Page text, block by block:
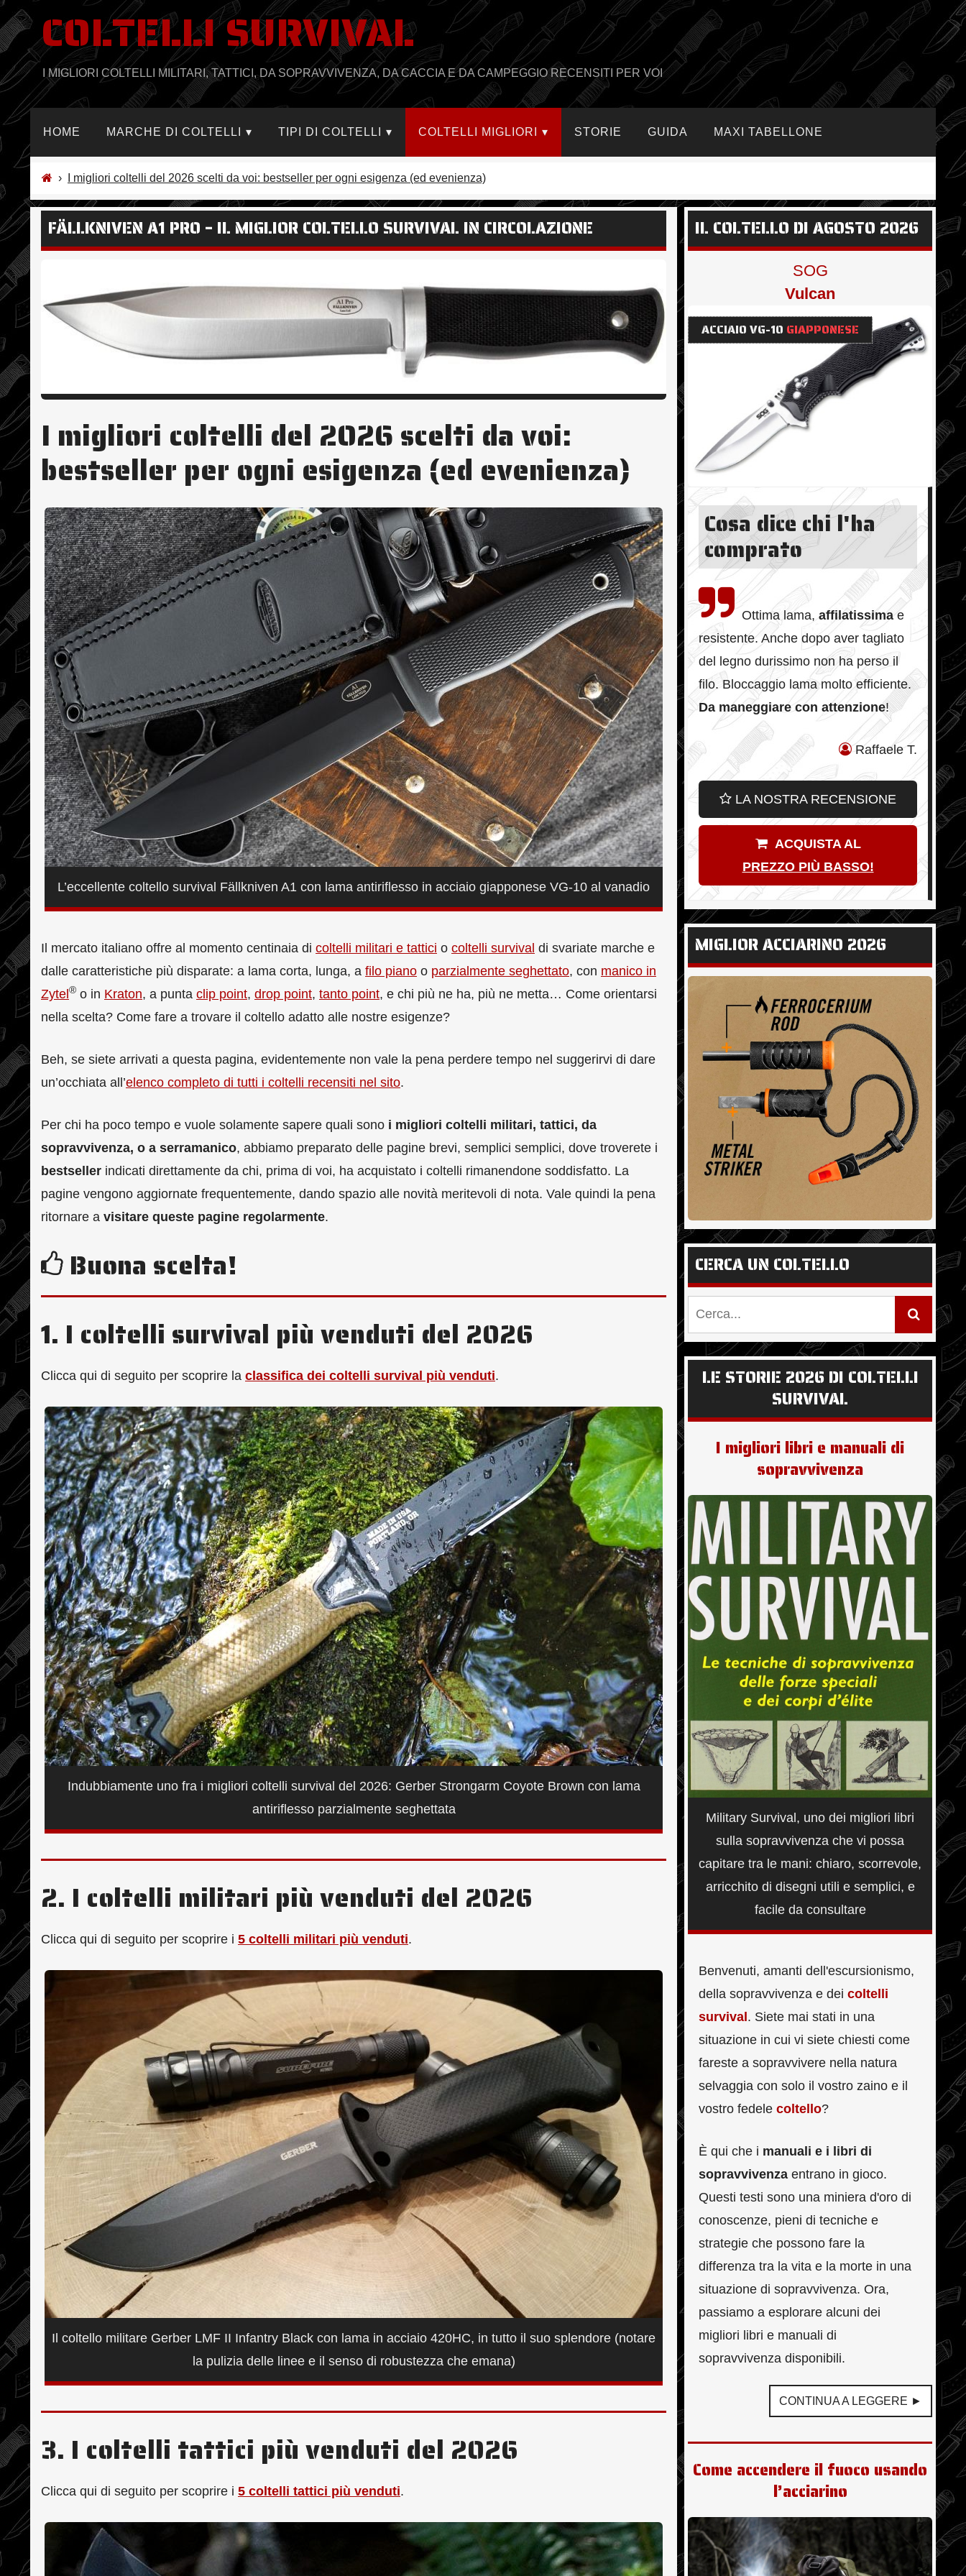
contenuto
COLTELLI SURVIVAL
I MIGLIORI COLTELLI MILITARI, TATTICI, DA SOPRAVVIVENZA, DA CACCIA E DA CAMPEGGIO RECENSITI PER VOI
HOME MARCHE DI COLTELLI TIPI DI COLTELLI COLTELLI MIGLIORI STORIE GUIDA MAXI TABELLONE
› I migliori coltelli del 2026 scelti da voi: bestseller per ogni esigenza (ed evenienza)
FÄLLKNIVEN A1 PRO – IL MIGLIOR COLTELLO SURVIVAL IN CIRCOLAZIONE
I migliori coltelli del 2026 scelti da voi:
bestseller per ogni esigenza (ed evenienza)
L’eccellente coltello survival Fällkniven A1 con lama antiriflesso in acciaio giapponese VG-10 al vanadio
Il mercato italiano offre al momento centinaia di coltelli militari e tattici o coltelli survival di svariate marche e
dalle caratteristiche più disparate: a lama corta, lunga, a filo piano o parzialmente seghettato, con manico in
Zytel ® o in Kraton, a punta clip point, drop point, tanto point, e chi più ne ha, più ne metta… Come orientarsi
nella scelta? Come fare a trovare il coltello adatto alle nostre esigenze?
Beh, se siete arrivati a questa pagina, evidentemente non vale la pena perdere tempo nel suggerirvi di dare
un’occhiata all’elenco completo di tutti i coltelli recensiti nel sito.
Per chi ha poco tempo e vuole solamente sapere quali sono i migliori coltelli militari, tattici, da
sopravvivenza, o a serramanico, abbiamo preparato delle pagine brevi, semplici semplici, dove troverete i
bestseller indicati direttamente da chi, prima di voi, ha acquistato i coltelli rimanendone soddisfatto. La
pagine vengono aggiornate frequentemente, dando spazio alle novità meritevoli di nota. Vale quindi la pena
ritornare a visitare queste pagine regolarmente.
Buona scelta!
1. I coltelli survival più venduti del 2026
Clicca qui di seguito per scoprire la classifica dei coltelli survival più venduti.
Indubbiamente uno fra i migliori coltelli survival del 2026: Gerber Strongarm Coyote Brown con lama
antiriflesso parzialmente seghettata
2. I coltelli militari più venduti del 2026
Clicca qui di seguito per scoprire i 5 coltelli militari più venduti.
Il coltello militare Gerber LMF II Infantry Black con lama in acciaio 420HC, in tutto il suo splendore (notare
la pulizia delle linee e il senso di robustezza che emana)
3. I coltelli tattici più venduti del 2026
Clicca qui di seguito per scoprire i 5 coltelli tattici più venduti.
IL COLTELLO DI AGOSTO 2026
SOG
Vulcan
ACCIAIO VG-10 GIAPPONESE
Cosa dice chi l'ha
comprato
Ottima lama, affilatissimae
resistente. Anche dopo aver tagliato
del legno durissimo non ha perso il
filo. Bloccaggio lama molto efficiente.
Da maneggiare con attenzione!
Raffaele T.
LA NOSTRA RECENSIONE
ACQUISTA AL
PREZZO PIÙ BASSO!
MIGLIOR ACCIARINO 2026
CERCA UN COLTELLO
LE STORIE 2026 DI COLTELLI
SURVIVAL
I migliori libri e manuali di
sopravvivenza
Military Survival, uno dei migliori libri
sulla sopravvivenza che vi possa
capitare tra le mani: chiaro, scorrevole,
arricchito di disegni utili e semplici, e
facile da consultare
Benvenuti, amanti dell'escursionismo,
della sopravvivenza e dei coltelli
survival . Siete mai stati in una
situazione in cui vi siete chiesti come
fareste a sopravvivere nella natura
selvaggia con solo il vostro zaino e il
vostro fedele coltello?
È qui che i manuali e i libri di
sopravvivenza entrano in gioco.
Questi testi sono una miniera d'oro di
conoscenze, pieni di tecniche e
strategie che possono fare la
differenza tra la vita e la morte in una
situazione di sopravvivenza. Ora,
passiamo a esplorare alcuni dei
migliori libri e manuali di
sopravvivenza disponibili.
CONTINUA A LEGGERE ►
Come accendere il fuoco usando
l’acciarino